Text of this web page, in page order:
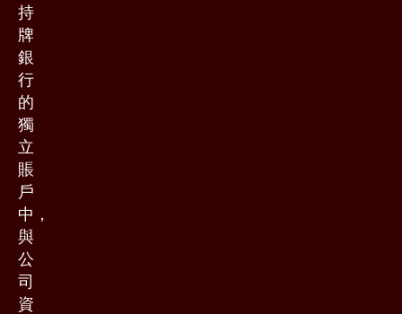
持
牌
銀
行
的
獨
立
賬
戶
中，
與
公
司
資